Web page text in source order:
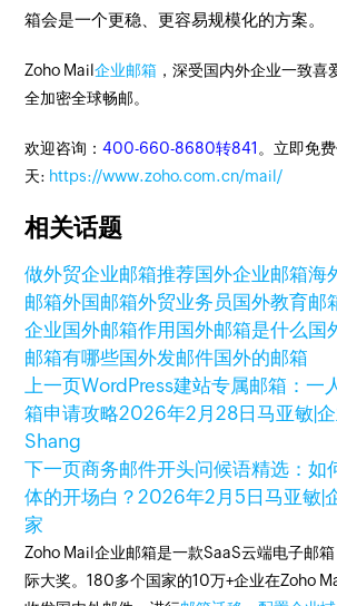
箱会是一个更稳、更容易规模化的方案。
Zoho Mail企业邮箱 ，深受国内外企业一致喜
全加密全球畅邮。
欢迎咨询：400-660-8680转841 。立即免
天: https://www.zoho.com.cn/mail/
相关话题
做外贸企业邮箱推荐国外企业邮箱海
邮箱外国邮箱外贸业务员 国外教育邮
企业国外邮箱作用 国外邮箱是什么国
邮箱有哪些国外发邮件国外的邮箱
上一页WordPress建站专属邮箱：一
箱申请攻略2026年2月28日马亚敏|
Shang
下一页商务邮件开头问候语精选：如
体的开场白？2026年2月5日马亚敏|
家
Zoho Mail企业邮箱是一款SaaS云端电子邮
际大奖。180多个国家的10万+企业在Zoho